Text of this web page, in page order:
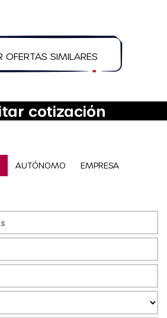
OFERTAS SIMILARES
cotización
AUTÓNOMO EMPRESA